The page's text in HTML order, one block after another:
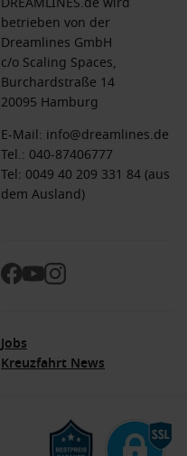
betrieben von der
Dreamlines GmbH
c/o Scaling Spaces,
Burchardstraße 14
20095 Hamburg
E-Mail: info@dreamlines.de
Tel.: 040-87406777
Tel: 0049 40 209 331 84 (aus
dem Ausland)
Jobs
Kreuzfahrt News